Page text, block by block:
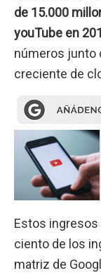
de 15.000
youTube en
números junto
creciente de
Estos ingresos
ciento de los
matriz de